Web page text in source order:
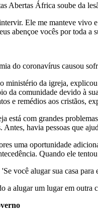
Abertas África soube da
Ele me manteve vivo
abençoe vocês por toda a
do coronavírus causou
ministério da igreja,
da comunidade devido à
e remédios aos cristãos,
está com grandes
Antes, havia pessoas que
uma oportunidade
Quando ele
você alugar sua casa para
a alugar um lugar em outra